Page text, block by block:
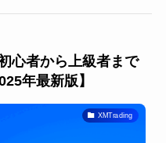
心者から上級者まで
年最新版】
XMTrading